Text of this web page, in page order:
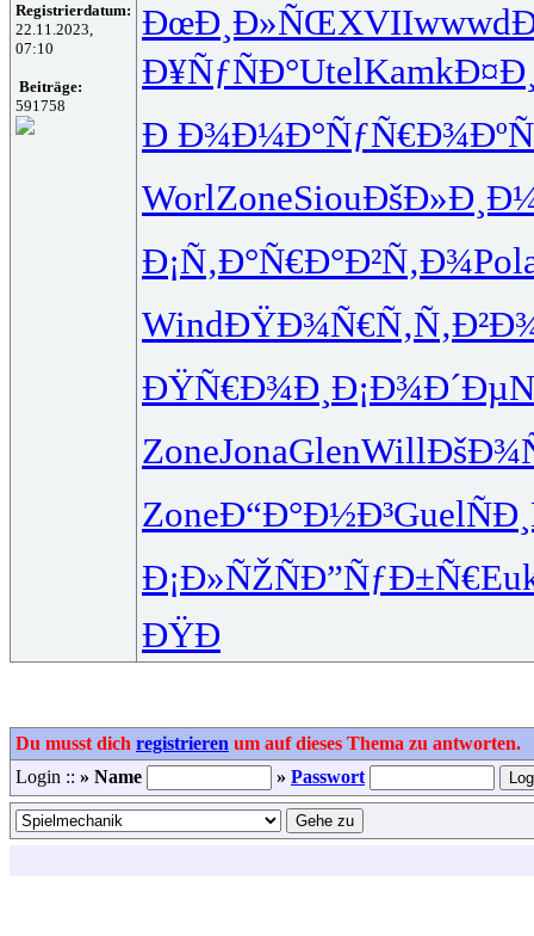
Registrierdatum:
22.11.2023,
07:10
Beiträge:
591758
ÐœÐ¸Ð»ÑŒXVIIwwwd
Ð¥ÑƒÑÐ°UtelKamk
Ð Ð¾Ð¼Ð°ÑƒÑ€Ð¾Ðº
WorlZoneSiou
Ð¡Ñ‚Ð°Ñ€Ð°Ð²Ñ‚Ð¾
WindÐŸÐ¾Ñ€Ñ‚
ÐŸÑ€Ð¾Ð¸ Ð¡Ð¾Ð´Ðµ
ZoneJonaGlenWill
ZoneÐ“Ð°Ð½Ð³Guel
Ð¡Ð»ÑŽÑÐ”ÑƒÐ±Ñ€
ÐŸÐ
Du musst dich registrieren um auf dieses Thema zu antworten.
Login :: » Name » Passwort